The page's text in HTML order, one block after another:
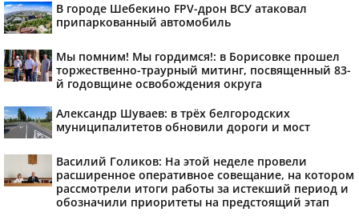
В городе Шебекино FPV-дрон ВСУ атаковал
припаркованный автомобиль
Мы помним! Мы гордимся!: в Борисовке прошел
торжественно-траурный митинг, посвященный 83-
й годовщине освобождения округа
Александр Шуваев: в трёх белгородских
муниципалитетов обновили дороги и мост
Василий Голиков: На этой неделе провели
расширенное оперативное совещание, на котором
рассмотрели итоги работы за истекший период и
обозначили приоритеты на предстоящий этап